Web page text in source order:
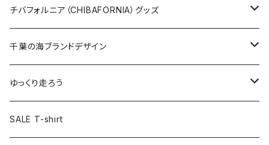
Tシャツ
キャップ
トートバッグ
ランチバッグ
缶バッジ
キーホルダー
クリアファイル
ステッカー
缶バッジ
キーホルダー
クリアファイル
ステッカー大
缶バッジ32mm
缶バッジ54mm
エコバッグ
JAGUARさんコラボグッズ
Tシャツ
ステッカー
サコッシュ
ホテルキーホルダー
ステッカー
缶バッジ
クリアファイル
マスク
Tシャツ
キャップ
エコバッグ
ステッカー
チバフォルニア（CHIBAFORNIA）グッズ
Tシャツ
キャップ
ステッカー
千葉の海ブランドデザイン
Tシャツ
キャップ
ゆっくり走ろう
Tシャツ
SALE T-shirt